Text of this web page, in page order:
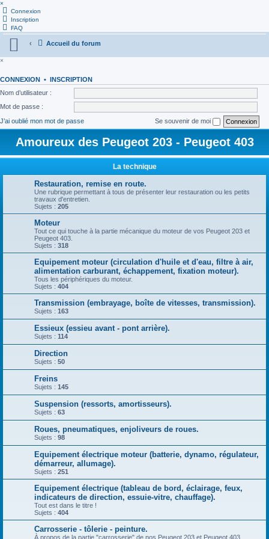
×
Connexion
Inscription
FAQ
Accueil du forum
×
CONNEXION • INSCRIPTION
Nom d’utilisateur :
Mot de passe :
J’ai oublié mon mot de passe
Se souvenir de moi
Amoureux des Peugeot 203 - Peugeot 403
La technique
Restauration, remise en route.
Une rubrique permettant à tous de présenter leur restauration ou les petits
travaux d'entretien.
Sujets : 205
Moteur
Tout ce qui touche à la partie mécanique du moteur de vos Peugeot 203 et
Peugeot 403.
Sujets : 318
Equipement moteur (circulation d'huile et d'eau, filtre à air,
alimentation carburant, échappement, fixation moteur).
Tous les périphériques du moteur.
Sujets : 404
Transmission (embrayage, boîte de vitesses, transmission).
Sujets : 163
Essieux (essieu avant - pont arrière).
Sujets : 114
Direction
Sujets : 50
Freins
Sujets : 145
Suspension (ressorts, amortisseurs).
Sujets : 63
Roues, pneumatiques, enjoliveurs de roues.
Sujets : 98
Equipement électrique moteur (batterie, dynamo, régulateur,
démarreur, allumage).
Sujets : 251
Equipement électrique (tableau de bord, éclairage, feux,
indicateurs de direction, essuie-vitre, chauffage).
Tout est dans le titre !
Sujets : 404
Carrosserie - tôlerie - peinture.
À propos de la partie "carrosserie" de nos Peugeot 203 et Peugeot 403.